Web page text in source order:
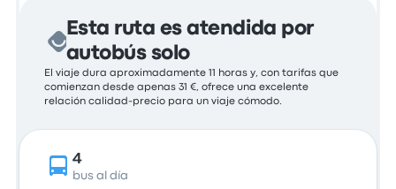
Esta ruta es atendida por
autobús solo
El viaje dura aproximadamente 11 horas y, con tarifas que
comienzan desde apenas 31 €, ofrece una excelente
relación calidad-precio para un viaje cómodo.
4
bus al día